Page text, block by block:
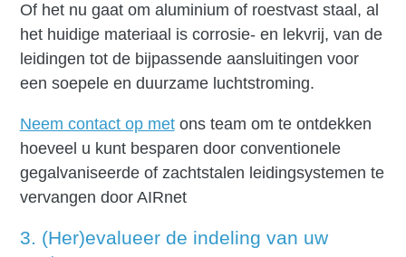
Of het nu gaat om aluminium of roestvast staal, al
het huidige materiaal is corrosie- en lekvrij, van de
leidingen tot de bijpassende aansluitingen voor
een soepele en duurzame luchtstroming.
Neem contact op metons team om te ontdekken
hoeveel u kunt besparen door conventionele
gegalvaniseerde of zachtstalen leidingsystemen te
vervangen door AIRnet
3. (Her)evalueer de indeling van uw